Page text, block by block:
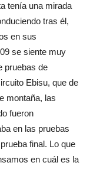
tenía una mirada
tras él,
en sus
se siente muy
pruebas de
Ebisu, que de
montaña, las
fueron
en las pruebas
final. Lo que
en cuál es la